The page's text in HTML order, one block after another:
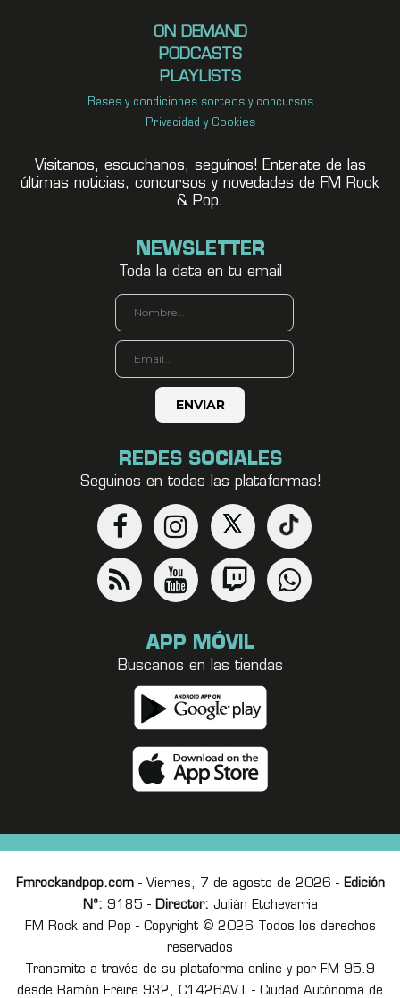
ON DEMAND
PODCASTS
PLAYLISTS
Bases y condiciones sorteos y concursos
Privacidad y Cookies
Visitanos, escuchanos, seguínos! Enterate de las
últimas noticias, concursos y novedades de FM Rock
& Pop.
NEWSLETTER
Toda la data en tu email
REDES SOCIALES
Seguinos en todas las plataformas!
APP MÓVIL
Buscanos en las tiendas
Fmrockandpop.com- Viernes, 7 de agosto de 2026 - Edición
Nº: 9185 - Director: Julián Etchevarria
FM Rock and Pop - Copyright © 2026 Todos los derechos
reservados
Transmite a través de su plataforma online y por FM 95.9
desde Ramón Freire 932, C1426AVT - Ciudad Autónoma de